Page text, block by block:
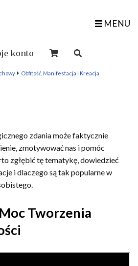
MENU
konto
Obfitość, Manifestacja i Kreacja
zdania może faktycznie
zmotywować nas i pomóc
zgłębić tę tematykę, dowiedzieć
i dlaczego są tak popularne w
Tworzenia